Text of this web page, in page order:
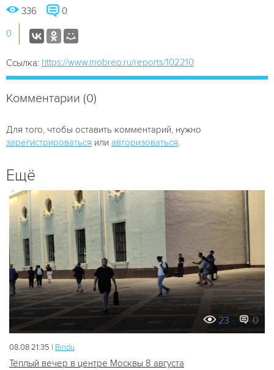
336 0
0
Ссылка: https://www.mobrep.ru/reports/102210
Комментарии (0)
Для того, чтобы оставить комментарий, нужно
зарегистрироваться или авторизоваться
Ещё
23 0
08.08 21:35 | Bindu
Тёплый вечер в центре Москвы 8 августа